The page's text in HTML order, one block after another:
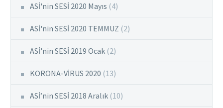
ASİ'nin SESİ 2020 Mayıs (4)
ASİ'nin SESİ 2020 TEMMUZ (2)
ASİ'nin SESİ 2019 Ocak (2)
KORONA-VİRUS 2020 (13)
ASİ’nin SESİ 2018 Aralık (10)